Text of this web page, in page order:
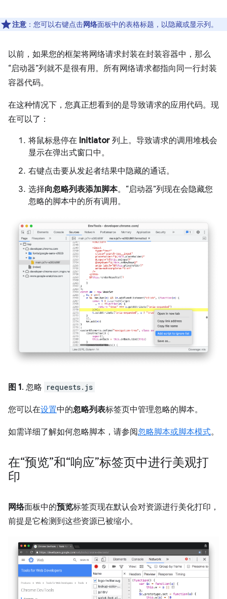
注意 ：您可以右键点击网络面板中的表格标题，以隐藏或显示列。
以前，如果您的框架将网络请求封装在封装容器中，那么
“启动器”列就不是很有用。 所有网络请求都指向同一行封装
容器代码。
在这种情况下，您真正想看到的是导致请求的应用代码。现
在可以了：
将鼠标悬停在 Initiator 列上。导致请求的调用堆栈会
显示在弹出式窗口中。
右键点击要从发起者结果中隐藏的通话。
选择向忽略列表添加脚本。“启动器”列现在会隐藏您
忽略的脚本中的所有调用。
图 1. 忽略 requests.js
您可以在设置中的忽略列表标签页中管理忽略的脚本。
如需详细了解如何忽略脚本，请参阅忽略脚本或脚本模式。
在“预览”和“响应”标签页中进行美观打
印
网络面板中的预览标签页现在默认会对资源进行美化打印，
前提是它检测到这些资源已被缩小。